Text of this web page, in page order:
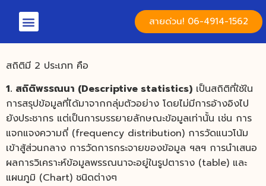
สายด่วน! 06-4914-1562
สถิติมี 2 ประเภท คือ
1. สถิติพรรณนา (Descriptive statistics) เป็นสถิติที่ใช้ใน
การสรุปข้อมูลที่ได้มาจากกลุ่มตัวอย่าง โดยไม่มีการอ้างอิงไป
ยังประชากร แต่เป็นการบรรยายลักษณะข้อมูลเท่านั้น เช่น การ
แจกแจงความถี่ (frequency distribution) การวัดแนวโน้ม
เข้าสู้ส่วนกลาง การวัดการกระจายของข้อมูล ฯลฯ การนำเสนอ
ผลการวิเคราะห์ข้อมูลพรรณนาจะอยู่ในรูปตาราง (table) และ
แผนภูมิ (Chart) ชนิดต่างๆ